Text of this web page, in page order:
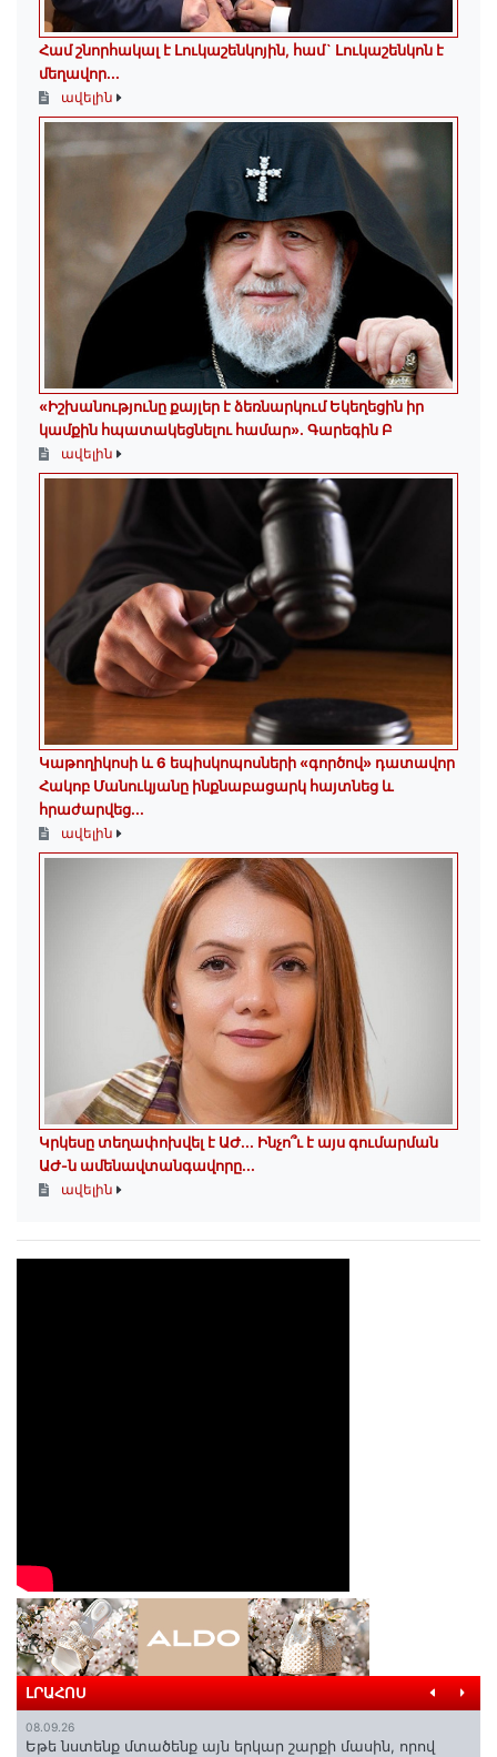
Համ շնորհակալ է Լուկաշենկոյին, համ` Լուկաշենկոն է
մեղավոր․․․
ավելին
«Իշխանությունը քայլեր է ձեռնարկում Եկեղեցին իր
կամքին հպատակեցնելու համար»․ Գարեգին Բ
ավելին
️Կաթողիկոսի և 6 եպիսկոպոսների «գործով» դատավոր
Հակոբ Մանուկյանը ինքնաբացարկ հայտնեց և
հրաժարվեց...
ավելին
Կրկեսը տեղափոխվել է ԱԺ... Ինչո՞ւ է այս գումարման
ԱԺ-ն ամենավտանգավորը...
ավելին
ԼՐԱՀՈՍ
08.09.26
Եթե նստենք մտածենք այն երկար շարքի մասին, որով